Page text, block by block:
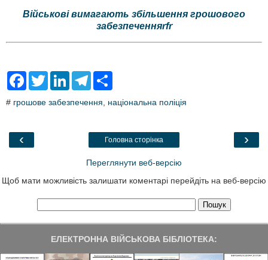
Військові вимагають збільшення грошового
забезпеченняrfr
F
e
o
T
t
L
k
T
e
a
r
# грошове забезпечення, національна поліція
‹ ›
Головна сторінка
Переглянути веб-версію
Щоб мати можливість залишати коментарі перейдіть на веб-версію
ЕЛЕКТРОННА ВІЙСЬКОВА БІБЛІОТЕКА: